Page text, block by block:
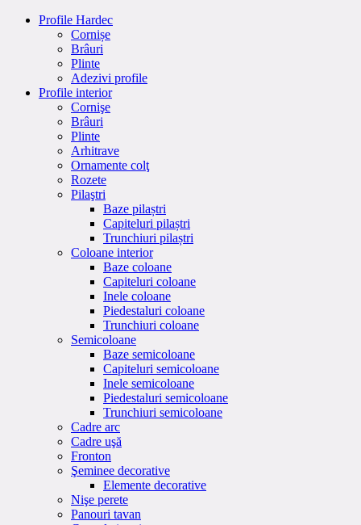
Profile Hardec
Cornișe
Brâuri
Plinte
Adezivi profile
Profile interior
Cornişe
Brâuri
Plinte
Arhitrave
Ornamente colţ
Rozete
Pilaştri
Baze pilaștri
Capiteluri pilaștri
Trunchiuri pilaștri
Coloane interior
Baze coloane
Capiteluri coloane
Inele coloane
Piedestaluri coloane
Trunchiuri coloane
Semicoloane
Baze semicoloane
Capiteluri semicoloane
Inele semicoloane
Piedestaluri semicoloane
Trunchiuri semicoloane
Cadre arc
Cadre uşă
Fronton
Şeminee decorative
Elemente decorative
Nişe perete
Panouri tavan